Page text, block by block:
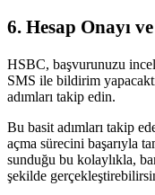
6. Hesap Onayı
HSBC, başvurunuzu
SMS ile bildirim
adımları takip edin.
Bu basit adımları takip
açma sürecini başarıyla
sunduğu bu kolaylıkla,
şekilde